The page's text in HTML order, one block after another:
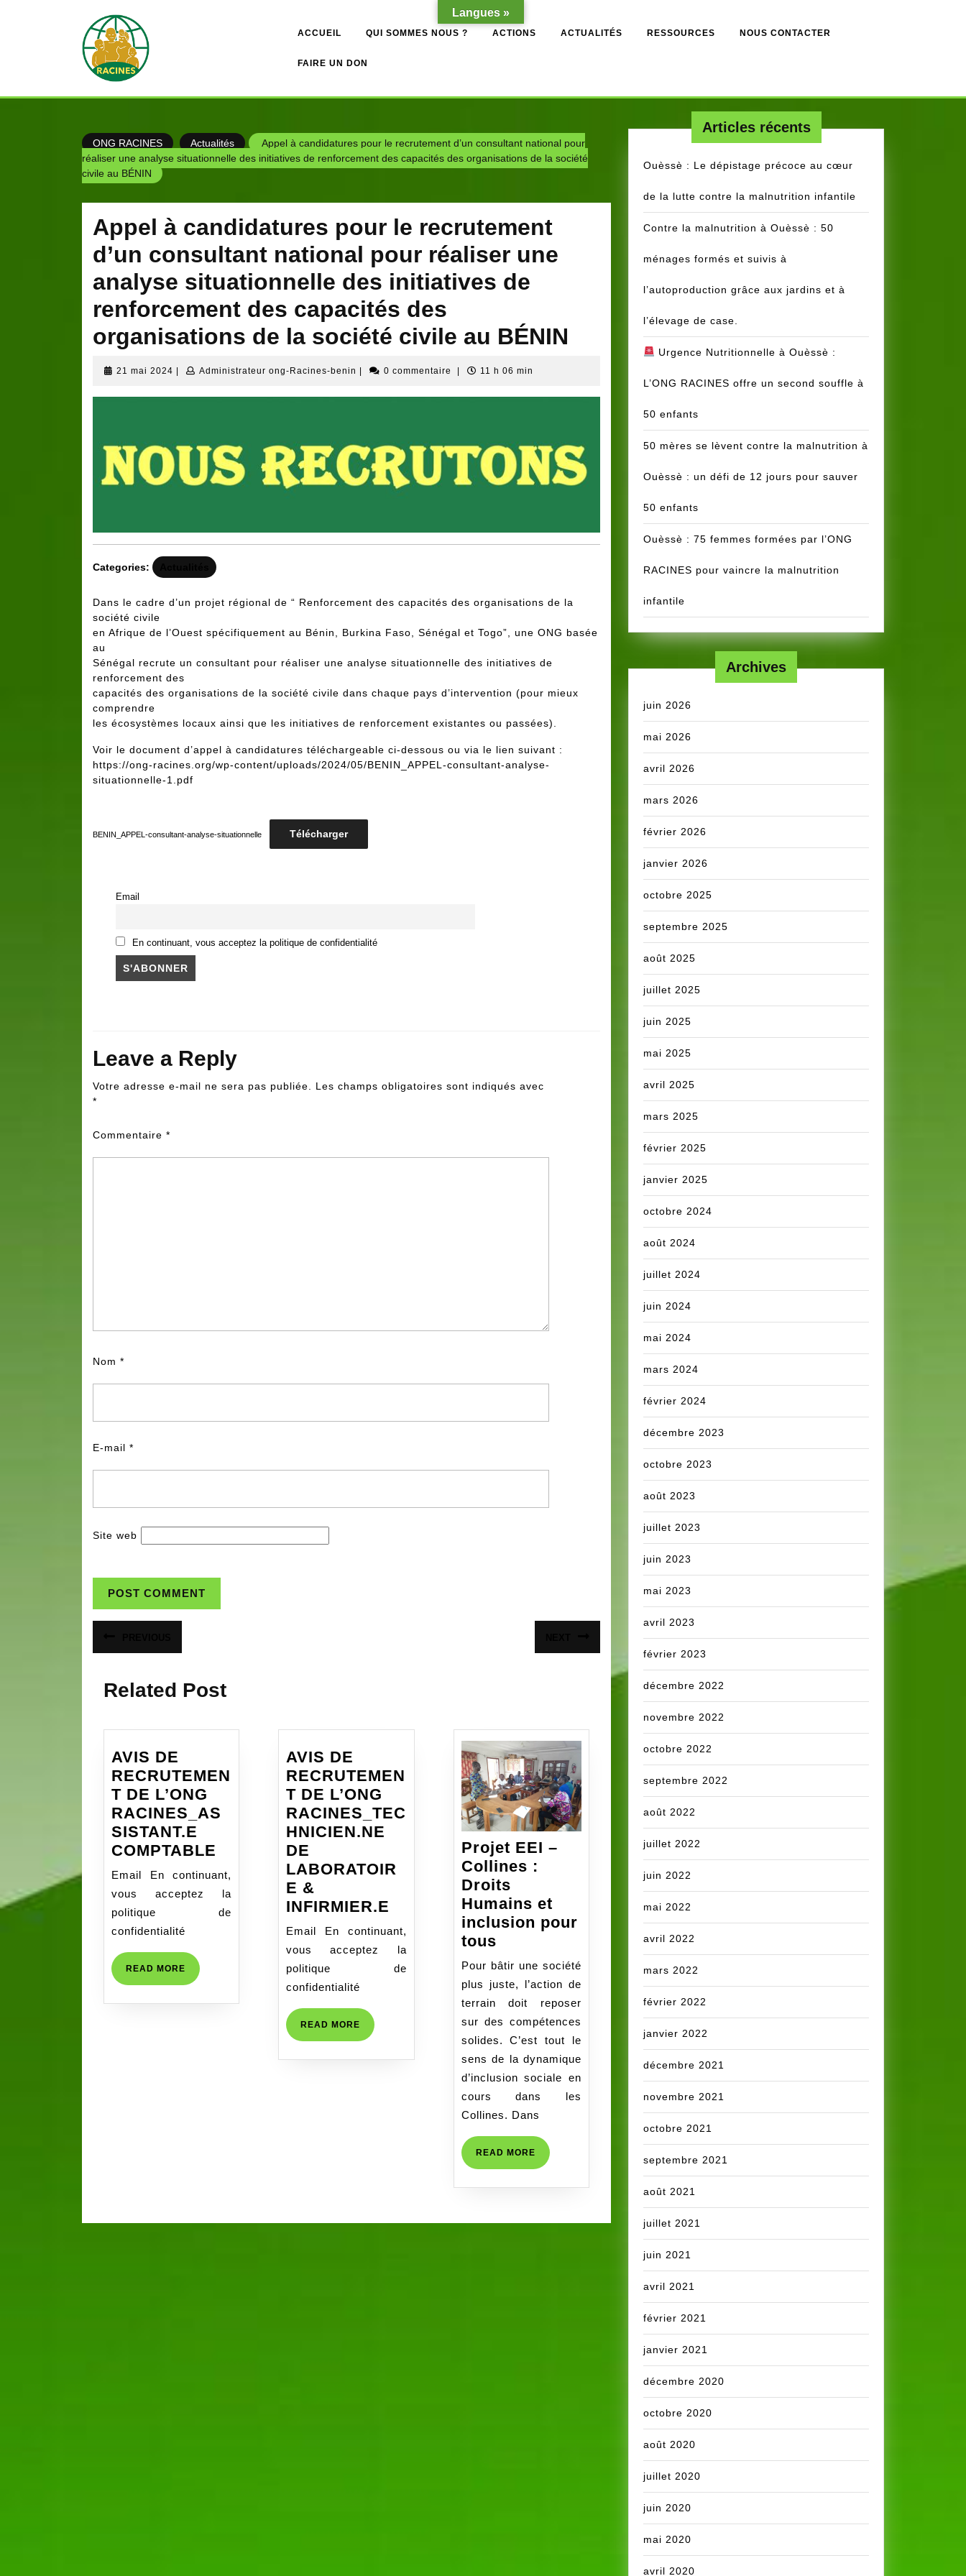
ACCUEIL QUI SOMMES NOUS ? ACTIONS ACTUALITÉS RESSOURCES NOUS CONTACTER
FAIRE UN DON
ONG RACINES Actualités
Appel à candidatures pour le recrutement d’un consultant national pour
réaliser une analyse situationnelle des initiatives de renforcement des capacités des organisations de la société
civile au BÉNIN
Appel à candidatures pour le recrutement
d’un consultant national pour réaliser une
analyse situationnelle des initiatives de
renforcement des capacités des
organisations de la société civile au BÉNIN
21 mai 2024 21
Administrateur ong-Racines-benin Administrateur
0 commentaire 11 h 06 min
Categories:
Dans le cadre d’un projet régional de “ Renforcement des capacités des organisations de la
société civile
en Afrique de l’Ouest spécifiquement au Bénin, Burkina Faso, Sénégal et Togo”, une ONG basée
au
Sénégal recrute un consultant pour réaliser une analyse situationnelle des initiatives de
renforcement des
capacités des organisations de la société civile dans chaque pays d’intervention (pour mieux
comprendre
les écosystèmes locaux ainsi que les initiatives de renforcement existantes ou passées).
Voir le document d’appel à candidatures téléchargeable ci-dessous ou via le lien suivant :
https://ong-racines.org/wp-content/uploads/2024/05/BENIN_APPEL-consultant-analyse-
situationnelle-1.pdf
BENIN_APPEL-consultant-analyse-situationnelle Télécharger
Email
En continuant, vous acceptez la politique de confidentialité
Leave a Reply
Votre adresse e-mail ne sera pas publiée. Les champs obligatoires sont indiqués avec
*
Commentaire *
Nom *
E-mail *
Site web
de
l’article
précédent suivant
Related Post
AVIS DE
RECRUTEMEN
T DE L’ONG
RACINES_AS
SISTANT.E
COMPTABLE
DE
RECRUTEMENT
DE
RACINES_ASSISTANT.E
COMPTABLE
Email En continuant,
vous acceptez la
politique de
confidentialité
READ MORE READ
MORE
AVIS DE
RECRUTEMEN
T DE L’ONG
RACINES_TEC
HNICIEN.NE
DE
LABORATOIR
E &
INFIRMIER.E
DE
RECRUTEMENT
DE
RACINES_TECHNICIEN.NE
LABORATOIRE
&
INFIRMIER.E
Email En continuant,
vous acceptez la
politique de
confidentialité
READ MORE READ
MORE
Projet EEI –
Collines :
Droits
Humains et
inclusion pour
tousProjet
EEI
Collines
Droits
Humains
et
inclusion
pour
Pour bâtir une société
plus juste, l’action de
terrain doit reposer
sur des compétences
solides. C’est tout le
sens de la dynamique
d’inclusion sociale en
cours dans les
Collines. Dans
READ MOREREAD
MORE
Articles récents
Ouèssè : Le dépistage précoce au cœur
de la lutte contre la malnutrition infantile
Contre la malnutrition à Ouèssè : 50
ménages formés et suivis à
l’autoproduction grâce aux jardins et à
l’élevage de case.
Urgence Nutritionnelle à Ouèssè :
L’ONG RACINES offre un second souffle à
50 enfants
50 mères se lèvent contre la malnutrition à
Ouèssè : un défi de 12 jours pour sauver
50 enfants
Ouèssè : 75 femmes formées par l’ONG
RACINES pour vaincre la malnutrition
infantile
Archives
juin 2026
mai 2026
avril 2026
mars 2026
février 2026
janvier 2026
octobre 2025
septembre 2025
août 2025
juillet 2025
juin 2025
mai 2025
avril 2025
mars 2025
février 2025
janvier 2025
octobre 2024
août 2024
juillet 2024
juin 2024
mai 2024
mars 2024
février 2024
décembre 2023
octobre 2023
août 2023
juillet 2023
juin 2023
mai 2023
avril 2023
février 2023
décembre 2022
novembre 2022
octobre 2022
septembre 2022
août 2022
juillet 2022
juin 2022
mai 2022
avril 2022
mars 2022
février 2022
janvier 2022
décembre 2021
novembre 2021
octobre 2021
septembre 2021
août 2021
juillet 2021
juin 2021
avril 2021
février 2021
janvier 2021
décembre 2020
octobre 2020
août 2020
juillet 2020
juin 2020
mai 2020
avril 2020
Langues »